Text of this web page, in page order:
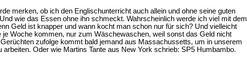
merken, ob ich den Englischunterricht auch allein und ohne seine guten
wie das Essen ohne ihn schmeckt. Wahrscheinlich werde ich viel mit dem
Geld ist knapper und wann kocht man schon nur für sich? Und vielleicht
je Woche kommen, nur zum Wäschewaschen, weil sonst das Geld nicht
zufolge kommt bald jemand aus Massachussetts, um in unserem
Oder wie Martins Tante aus New York schrieb: SP5 Humbambo.